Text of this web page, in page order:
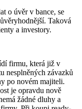
o úvěr v bance, se
Taková
a investory.
firmu, která již v
nesplněných závazků
po novém majiteli.
je opravdu nově
žádné dluhy a